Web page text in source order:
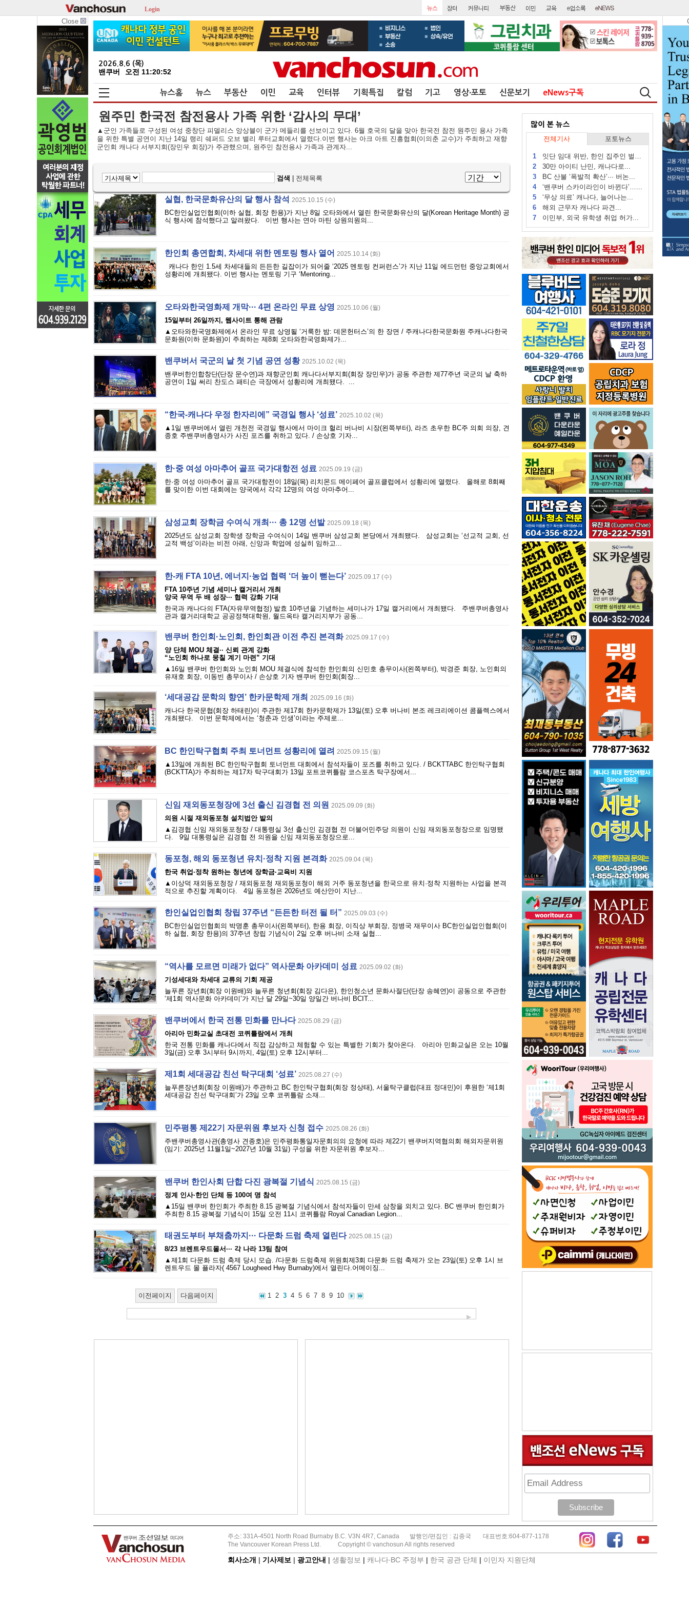
Login
Close
2026.8.6 (목)
밴쿠버 오전 11:20:53
뉴스홈 뉴스 부동산 이민 교육 인터뷰 기획특집 칼럼 기고 영상∙포토 신문보기 eNews구독
원주민 한국전 참전용사 가족 위한 ‘감사의 무대’
▲군인 가족들로 구성된 여성 중창단 피델리스 앙상블이 군가 메들리를 선보이고 있다. 6월 호국의 달을 맞아 한국전 참전 원주민 용사 가족
을 위한 특별 공연이 지난 14일 랭리 쉐퍼드 오브 밸리 루터교회에서 열렸다.이번 행사는 아크 아트 진흥협회(이의춘 교수)가 주최하고 재향
군인회 캐나다 서부지회(장민우 회장)가 주관했으며, 원주민 참전용사 가족과 관계자...
검색 전체목록
실협, 한국문화유산의 달 행사 참석 2025.10.15 (수)
BC한인실업인협회(이하 실협, 회장 한용)가 지난 8일 오타와에서 열린 한국문화유산의 달(Korean Heritage Month) 공
식 행사에 참석했다고 알려왔다. 이번 행사는 연아 마틴 상원의원의...
한인회 총연합회, 차세대 위한 멘토링 행사 열어 2025.10.14 (화)
캐나다 한인 1.5세 차세대들의 든든한 길잡이가 되어줄 ‘2025 멘토링 컨퍼런스’가 지난 11일 에드먼턴 중앙교회에서
성황리에 개최됐다. 이번 행사는 멘토링 기구 ‘Mentoring...
오타와한국영화제 개막··· 4편 온라인 무료 상영 2025.10.06 (월)
15일부터 26일까지, 웹사이트 통해 관람
▲오타와한국영화제에서 온라인 무료 상영될 ‘거룩한 밤: 데몬헌터스’의 한 장면 / 주캐나다한국문화원 주캐나다한국
문화원(이하 문화원)이 주최하는 제8회 오타와한국영화제가...
밴쿠버서 국군의 날 첫 기념 공연 성황 2025.10.02 (목)
밴쿠버한인합창단(단장 문수연)과 재향군인회 캐나다서부지회(회장 장민우)가 공동 주관한 제77주년 국군의 날 축하
공연이 1일 써리 찬도스 패티슨 극장에서 성황리에 개최됐다. ...
“한국-캐나다 우정 한자리에” 국경일 행사 ‘성료’ 2025.10.02 (목)
▲1일 밴쿠버에서 열린 개천전 국경일 행사에서 마이크 헐리 버나비 시장(왼쪽부터), 라즈 초우한 BC주 의회 의장, 견
종호 주밴쿠버총영사가 사진 포즈를 취하고 있다. / 손상호 기자...
한·중 여성 아마추어 골프 국가대항전 성료 2025.09.19 (금)
한·중 여성 아마추어 골프 국가대항전이 18일(목) 리치몬드 메이페어 골프클럽에서 성황리에 열렸다. 올해로 8회째
를 맞이한 이번 대회에는 양국에서 각각 12명의 여성 아마추어...
삼성교회 장학금 수여식 개최··· 총 12명 선발 2025.09.18 (목)
2025년도 삼성교회 장학생 장학금 수여식이 14일 밴쿠버 삼성교회 본당에서 개최됐다. 삼성교회는 ‘선교적 교회, 선
교적 백성’이라는 비전 아래, 신앙과 학업에 성실히 임하고...
한-캐 FTA 10년, 에너지·농업 협력 ‘더 높이 뻗는다’ 2025.09.17 (수)
FTA 10주년 기념 세미나 캘거리서 개최
양국 무역 두 배 성장··· 협력 강화 기대
한국과 캐나다의 FTA(자유무역협정) 발효 10주년을 기념하는 세미나가 17일 캘거리에서 개최됐다. 주밴쿠버총영사
관과 캘거리대학교 공공정책대학원, 월드옥타 캘거리지부가 공동...
밴쿠버 한인회·노인회, 한인회관 이전 추진 본격화 2025.09.17 (수)
양 단체 MOU 체결·· 신뢰 관계 강화
“노인회 하나로 뭉칠 계기 마련” 기대
▲16일 밴쿠버 한인회와 노인회 MOU 체결식에 참석한 한인회의 신민호 총무이사(왼쪽부터), 박경준 회장, 노인회의
유재호 회장, 이동빈 총무이사 / 손상호 기자 밴쿠버 한인회(회장...
‘세대공감 문학의 향연’ 한카문학제 개최 2025.09.16 (화)
캐나다 한국문협(회장 하태린)이 주관한 제17회 한카문학제가 13일(토) 오후 버나비 본조 레크리에이션 콤플렉스에서
개최됐다. 이번 문학제에서는 ‘청춘과 인생’이라는 주제로...
BC 한인탁구협회 주최 토너먼트 성황리에 열려 2025.09.15 (월)
▲13일에 개최된 BC 한인탁구협회 토너먼트 대회에서 참석자들이 포즈를 취하고 있다. / BCKTTABC 한인탁구협회
(BCKTTA)가 주최하는 제17차 탁구대회가 13일 포트코퀴틀람 코스포츠 탁구장에서...
신임 재외동포청장에 3선 출신 김경협 전 의원 2025.09.09 (화)
의원 시절 재외동포청 설치법안 발의
▲김경협 신임 재외동포청장 / 대통령실 3선 출신인 김경협 전 더불어민주당 의원이 신임 재외동포청장으로 임명됐
다. 9일 대통령실은 김경협 전 의원을 신임 재외동포청장으로...
동포청, 해외 동포청년 유치·정착 지원 본격화 2025.09.04 (목)
한국 취업·정착 원하는 청년에 장학금·교육비 지원
▲이상덕 재외동포청장 / 재외동포청 재외동포청이 해외 거주 동포청년을 한국으로 유치·정착 지원하는 사업을 본격
적으로 추진할 계획이다. 4일 동포청은 2026년도 예산안이 지난...
한인실업인협회 창립 37주년 “든든한 터전 될 터” 2025.09.03 (수)
BC한인실업인협회의 박명훈 총무이사(왼쪽부터), 한용 회장, 이직상 부회장, 정병국 재무이사 BC한인실업인협회(이
하 실협, 회장 한용)의 37주년 창립 기념식이 2일 오후 버나비 소재 실협...
“역사를 모르면 미래가 없다” 역사문화 아카데미 성료 2025.09.02 (화)
기성세대와 차세대 교류의 기회 제공
늘푸른 장년회(회장 이원배)와 늘푸른 청년회(회장 김다은), 한인청소년 문화사절단(단장 송혜연)이 공동으로 주관한
‘제1회 역사문화 아카데미’가 지난 달 29일~30일 양일간 버나비 BCIT...
밴쿠버에서 한국 전통 민화를 만나다 2025.08.29 (금)
아리아 민화교실 초대전 코퀴틀람에서 개최
한국 전통 민화를 캐나다에서 직접 감상하고 체험할 수 있는 특별한 기회가 찾아온다. 아리아 민화교실은 오는 10월
3일(금) 오후 3시부터 9시까지, 4일(토) 오후 12시부터...
제1회 세대공감 친선 탁구대회 ‘성료’ 2025.08.27 (수)
늘푸른장년회(회장 이원배)가 주관하고 BC 한인탁구협회(회장 정상태), 서울탁구클럽(대표 정대민)이 후원한 ‘제1회
세대공감 친선 탁구대회’가 23일 오후 코퀴틀람 소재...
민주평통 제22기 자문위원 후보자 신청 접수 2025.08.26 (화)
주밴쿠버총영사관(총영사 견종호)은 민주평화통일자문회의의 요청에 따라 제22기 밴쿠버지역협의회 해외자문위원
(임기: 2025년 11월1일~2027년 10월 31일) 구성을 위한 자문위원 후보자...
밴쿠버 한인사회 단합 다진 광복절 기념식 2025.08.15 (금)
정계 인사·한인 단체 등 100여 명 참석
▲15일 밴쿠버 한인회가 주최한 8.15 광복절 기념식에서 참석자들이 만세 삼창을 외치고 있다. BC 밴쿠버 한인회가
주최한 8.15 광복절 기념식이 15일 오전 11시 코퀴틀람 Royal Canadian Legion...
태권도부터 부채춤까지··· 다문화 드럼 축제 열린다 2025.08.15 (금)
8/23 브렌트우드몰서··· 각 나라 13팀 참여
▲제1회 다문화 드럼 축제 당시 모습. /다문화 드럼축제 위원회제3회 다문화 드럼 축제가 오는 23일(토) 오후 1시 브
렌트우드 몰 플라자( 4567 Lougheed Hwy Burnaby)에서 열린다.어메이징...
이전페이지 다음페이지 1 2 3 4 5 6 7 8 9 10
전체기사 포토뉴스
1잇단 임대 위반, 한인 집주인 벌금...
230만 아이티 난민, 캐나다로...
3BC 산불 ‘폭발적 확산’··· 버논...
4‘밴쿠버 스카이라인이 바뀐다’…...
5‘무상 의료’ 캐나다, 늘어나는...
6해외 근무자 캐나다 파견...
7이민부, 외국 유학생 취업 허가...
주소: 331A-4501 North Road Burnaby B.C. V3N 4R7, Canada 발행인/편집인 : 김종국
대표번호:604-877-1178
The Vancouver Korean Press Ltd.
Copyright © vanchosun All rights reserved
회사소개 | 기사제보 | 광고안내 | 생활정보 | 캐나다∙BC 주정부 | 한국 공관 단체 | 이민자 지원단체